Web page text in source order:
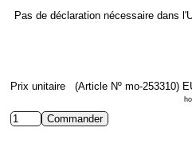
Pas de déclaration nécessaire dans
Prix unitaire (Article Nº mo-253310)